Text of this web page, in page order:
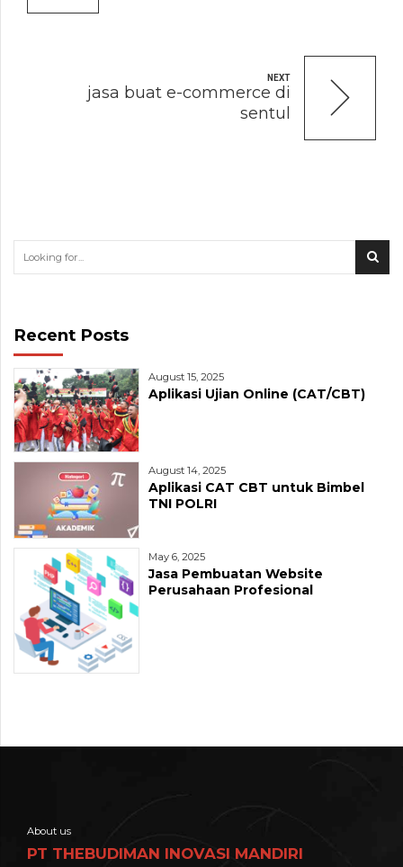
NEXT
jasa buat e-commerce di
sentul
Recent Posts
August 15, 2025
Aplikasi Ujian Online (CAT/CBT)
August 14, 2025
Aplikasi CAT CBT untuk Bimbel
TNI POLRI
May 6, 2025
Jasa Pembuatan Website
Perusahaan Profesional
About us
PT THEBUDIMAN INOVASI MANDIRI